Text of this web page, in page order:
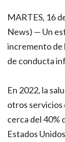
MARTES, 16
News) — Un
incremento de
de conducta
En 2022, la
otros
cerca del 40%
Estados